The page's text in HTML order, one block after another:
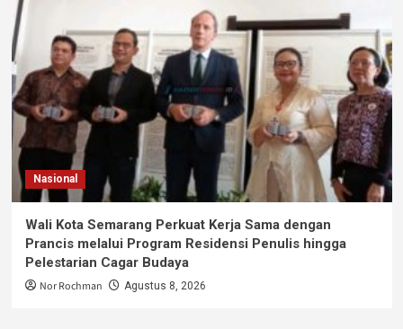
Nasional
Wali Kota Semarang Perkuat Kerja Sama dengan
Prancis melalui Program Residensi Penulis hingga
Pelestarian Cagar Budaya
Nor Rochman Agustus 8, 2026